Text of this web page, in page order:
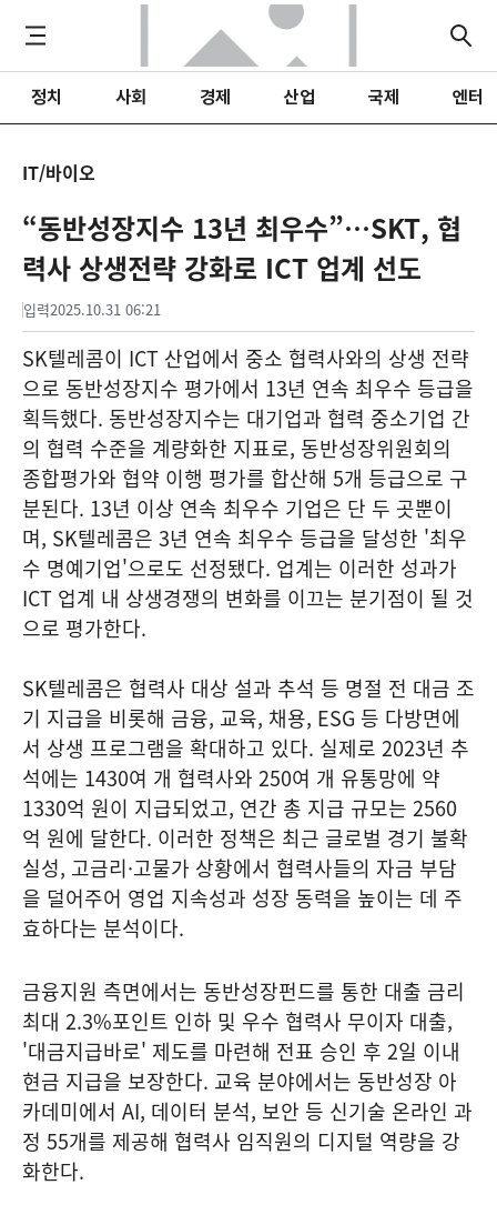
정치 사회 경제 산업 국제 엔터
IT/바이오
“동반성장지수 13년 최우수”…SKT, 협
력사 상생전략 강화로 ICT 업계 선도
입력2025.10.31 06:21
SK텔레콤이 ICT 산업에서 중소 협력사와의 상생 전략
으로 동반성장지수 평가에서 13년 연속 최우수 등급을
획득했다. 동반성장지수는 대기업과 협력 중소기업 간
의 협력 수준을 계량화한 지표로, 동반성장위원회의
종합평가와 협약 이행 평가를 합산해 5개 등급으로 구
분된다. 13년 이상 연속 최우수 기업은 단 두 곳뿐이
며, SK텔레콤은 3년 연속 최우수 등급을 달성한 '최우
수 명예기업'으로도 선정됐다. 업계는 이러한 성과가
ICT 업계 내 상생경쟁의 변화를 이끄는 분기점이 될 것
으로 평가한다.
SK텔레콤은 협력사 대상 설과 추석 등 명절 전 대금 조
기 지급을 비롯해 금융, 교육, 채용, ESG 등 다방면에
서 상생 프로그램을 확대하고 있다. 실제로 2023년 추
석에는 1430여 개 협력사와 250여 개 유통망에 약
1330억 원이 지급되었고, 연간 총 지급 규모는 2560
억 원에 달한다. 이러한 정책은 최근 글로벌 경기 불확
실성, 고금리·고물가 상황에서 협력사들의 자금 부담
을 덜어주어 영업 지속성과 성장 동력을 높이는 데 주
효하다는 분석이다.
금융지원 측면에서는 동반성장펀드를 통한 대출 금리
최대 2.3%포인트 인하 및 우수 협력사 무이자 대출,
'대금지급바로' 제도를 마련해 전표 승인 후 2일 이내
현금 지급을 보장한다. 교육 분야에서는 동반성장 아
카데미에서 AI, 데이터 분석, 보안 등 신기술 온라인 과
정 55개를 제공해 협력사 임직원의 디지털 역량을 강
화한다.